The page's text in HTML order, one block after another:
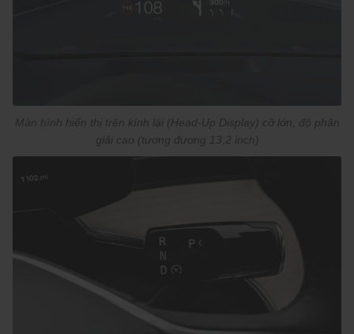
Màn hình hiển thị trên kính lái (Head-Up Display) cỡ lớn, độ phân
giải cao (tương đương 13,2 inch)